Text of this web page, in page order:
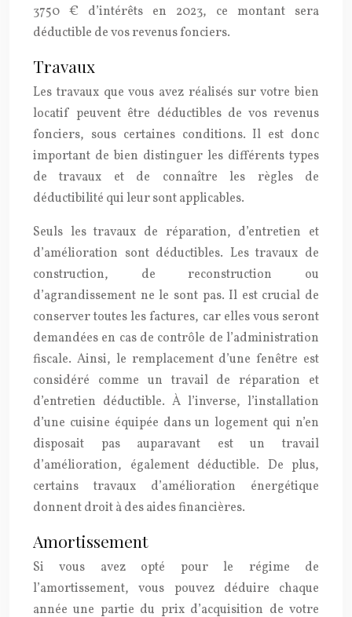
3750 € d’intérêts en 2023, ce montant sera
déductible de vos revenus fonciers.
Travaux
Les travaux que vous avez réalisés sur votre bien
locatif peuvent être déductibles de vos revenus
fonciers, sous certaines conditions. Il est donc
important de bien distinguer les différents types
de travaux et de connaître les règles de
déductibilité qui leur sont applicables.
Seuls les travaux de réparation, d’entretien et
d’amélioration sont déductibles. Les travaux de
construction, de reconstruction ou
d’agrandissement ne le sont pas. Il est crucial de
conserver toutes les factures, car elles vous seront
demandées en cas de contrôle de l’administration
fiscale. Ainsi, le remplacement d’une fenêtre est
considéré comme un travail de réparation et
d’entretien déductible. À l’inverse, l’installation
d’une cuisine équipée dans un logement qui n’en
disposait pas auparavant est un travail
d’amélioration, également déductible. De plus,
certains travaux d’amélioration énergétique
donnent droit à des aides financières.
Amortissement
Si vous avez opté pour le régime de
l’amortissement, vous pouvez déduire chaque
année une partie du prix d’acquisition de votre